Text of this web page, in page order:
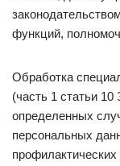
функций,
Обработка
(часть 1 статьи 10
определенных
персональных